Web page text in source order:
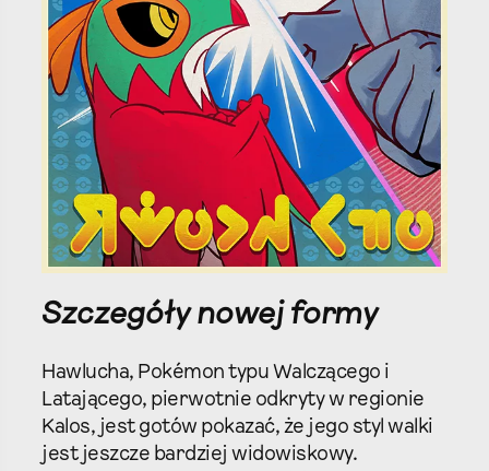
Szczegóły nowej formy
Hawlucha, Pokémon typu Walczącego i
Latającego, pierwotnie odkryty w regionie
Kalos, jest gotów pokazać, że jego styl walki
jest jeszcze bardziej widowiskowy.